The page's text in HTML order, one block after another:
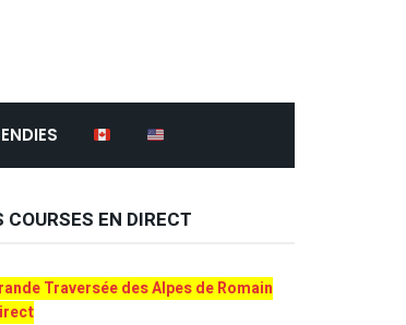
COURSES EN DIRECT
Traversée des Alpes de Romain